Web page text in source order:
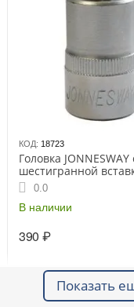
КОД: 18723
Головка JONNESWAY
шестигранной
1/2" 14мм L-55мм
0.0
В наличии
390 ₽
Показать